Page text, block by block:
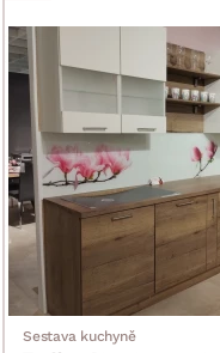
Sestava kuchyně